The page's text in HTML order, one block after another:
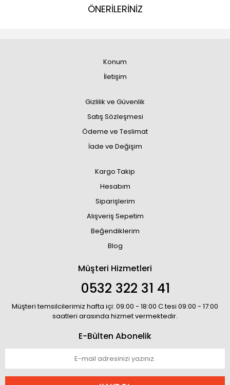
ÖNERİLERİNİZ
Konum
İletişim
Gizlilik ve Güvenlik
Satış Sözleşmesi
Ödeme ve Teslimat
İade ve Değişim
Kargo Takip
Hesabım
Siparişlerim
Alışveriş Sepetim
Beğendiklerim
Blog
Müşteri Hizmetleri
0532 322 31 41
Müşteri temsilcilerimiz hafta içi: 09:00 - 18:00 C.tesi 09:00 - 17:00
saatleri arasında hizmet vermektedir.
E-Bülten Abonelik